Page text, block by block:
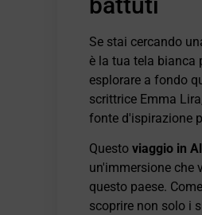
Se stai cercando
è la tua tela bianca
esplorare a fondo
scrittrice Emma
fonte d'ispirazione
Questo viaggio in
un'immersione che
questo paese.
scoprire non solo i